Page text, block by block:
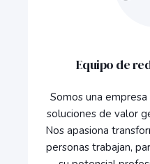
Equipo de
Somos una
soluciones de valor
Nos apasiona
personas trabajan,